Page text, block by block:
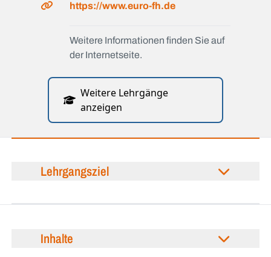
https://www.euro-fh.de
Weitere Informationen finden Sie auf
der Internetseite.
Weitere Lehrgänge
anzeigen
Lehrgangsziel
Inhalte